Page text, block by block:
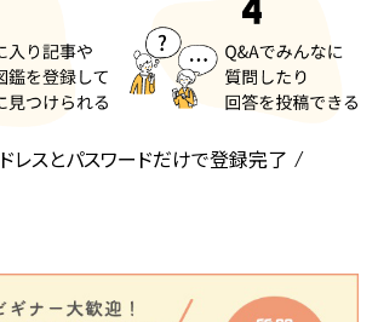
レスとパスワードだけで登録完了